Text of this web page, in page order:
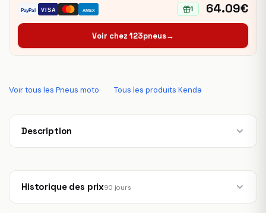
PayPal VISA AMEX 1 64.09€
Voir chez 123pneus→
Voir tous les Pneus moto · Tous les produits Kenda
Description
Historique des prix90 jours